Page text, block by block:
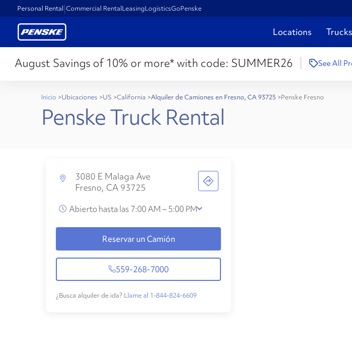
Personal Rental Commercial RentalLeasingLogisticsGoPenske
Locations
August Savings of 10% or more* with code: SUMMER26 See All
Inicio >Ubicaciones >US >California >Alquiler de Camiones en Fresno, CA 93725 >Penske Fresno
Penske Truck Rental
3080 E Malaga Ave
Fresno, CA 93725
Abierto hasta las 7:00 AM – 5:00 PM
Reservar un Camión
559-268-7000
¿Busca alquiler de ida? Llame al 1-844-824-6609